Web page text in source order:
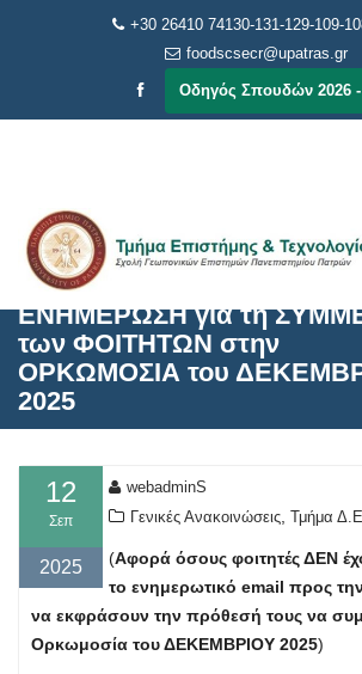
+30 26410 74130-131-129-109-
foodscsecr@upatras.gr
Οδηγός Σπουδών 2026 -
ΕΝΗΜΕΡΩΣΗ για τη
των ΦΟΙΤΗΤΩΝ στην
ΟΡΚΩΜΟΣΙΑ του
2025
12
Σεπ
2025
webadminS
Γενικές Ανακοινώσεις, Τμήμα
(Αφορά όσους φοιτητές ΔΕΝ
το ενημερωτικό email προς
να εκφράσουν την πρόθεσή τους να
Ορκωμοσία του ΔΕΚΕΜΒΡΙΟΥ 2025)